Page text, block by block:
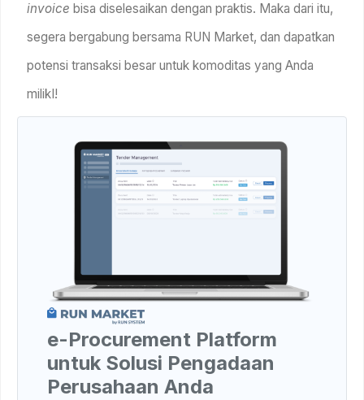
invoice bisa diselesaikan dengan praktis. Maka dari itu,
segera bergabung bersama RUN Market, dan dapatkan
potensi transaksi besar untuk komoditas yang Anda
milikI!
e-Procurement Platform
untuk Solusi Pengadaan
Perusahaan Anda